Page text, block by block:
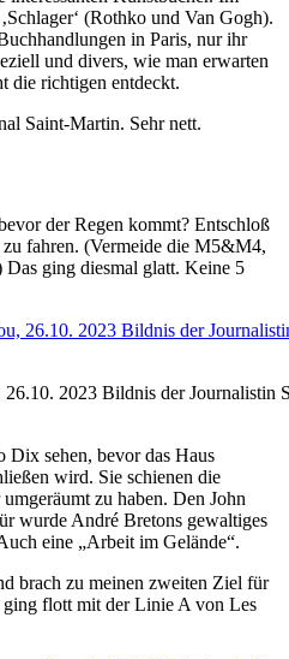
(Rothko und Van Gogh).
in Paris, nur ihr
und divers, wie man erwarten
die richtigen entdeckt.
Saint-Martin. Sehr nett.
der Regen kommt? Entschloß
fahren. (Vermeide die M5&M4,
ging diesmal glatt. Keine 5
2023 Bildnis der Journalistin
Dix sehen, bevor das Haus
wird. Sie schienen die
zu haben. Den John
wurde André Bretons gewaltiges
eine „Arbeit im Gelände“.
brach zu meinen zweiten Ziel für
flott mit der Linie A von Les